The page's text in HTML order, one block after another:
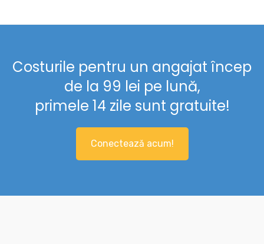
Costurile pentru un angajat încep
de la 99 lei pe lună,
primele 14 zile sunt gratuite!
Conectează acum!